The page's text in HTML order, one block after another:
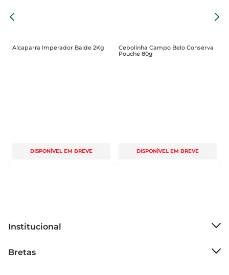
Alcaparra Imperador Balde 2Kg
DISPONÍVEL EM BREVE
Cebolinha Campo Belo Conserva
Pouche 80g
DISPONÍVEL EM BREVE
Institucional
Grupo Cencosud
Bretas